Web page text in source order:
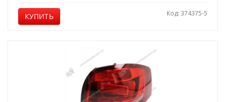
КУПИТЬ Код: 374375-5